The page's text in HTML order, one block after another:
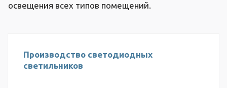
освещения всех типов помещений.
Производство светодиодных
светильников